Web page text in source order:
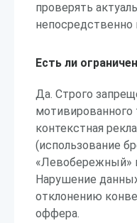
проверять
непосредственно
Есть ли
Да. Строго
мотивированного
контекстная
(использование
«Левобережный»
Нарушение
отклонению
оффера.